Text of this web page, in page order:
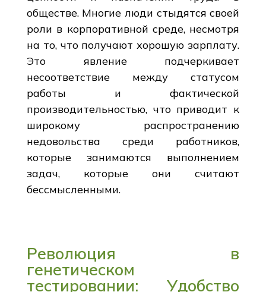
обществе. Многие люди стыдятся своей
роли в корпоративной среде, несмотря
на то, что получают хорошую зарплату.
Это явление подчеркивает
несоответствие между статусом
работы и фактической
производительностью, что приводит к
широкому распространению
недовольства среди работников,
которые занимаются выполнением
задач, которые они считают
бессмысленными.
Революция в
генетическом
тестировании: Удобство